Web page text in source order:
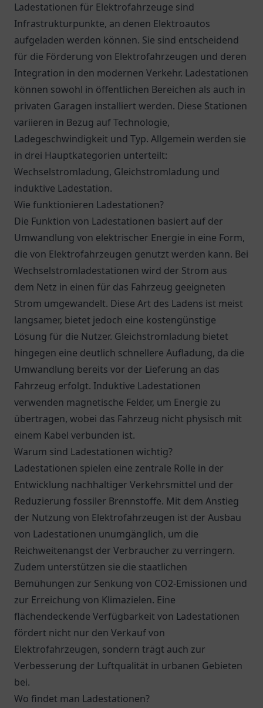
Ladestationen für Elektrofahrzeuge sind
Infrastrukturpunkte, an denen Elektroautos
aufgeladen werden können. Sie sind entscheidend
für die Förderung von Elektrofahrzeugen und deren
Integration in den modernen Verkehr. Ladestationen
können sowohl in öffentlichen Bereichen als auch in
privaten Garagen installiert werden. Diese Stationen
variieren in Bezug auf Technologie,
Ladegeschwindigkeit und Typ. Allgemein werden sie
in drei Hauptkategorien unterteilt:
Wechselstromladung, Gleichstromladung und
induktive Ladestation.
Wie funktionieren Ladestationen?
Die Funktion von Ladestationen basiert auf der
Umwandlung von elektrischer Energie in eine Form,
die von Elektrofahrzeugen genutzt werden kann. Bei
Wechselstromladestationen wird der Strom aus
dem Netz in einen für das Fahrzeug geeigneten
Strom umgewandelt. Diese Art des Ladens ist meist
langsamer, bietet jedoch eine kostengünstige
Lösung für die Nutzer. Gleichstromladung bietet
hingegen eine deutlich schnellere Aufladung, da die
Umwandlung bereits vor der Lieferung an das
Fahrzeug erfolgt. Induktive Ladestationen
verwenden magnetische Felder, um Energie zu
übertragen, wobei das Fahrzeug nicht physisch mit
einem Kabel verbunden ist.
Warum sind Ladestationen wichtig?
Ladestationen spielen eine zentrale Rolle in der
Entwicklung nachhaltiger Verkehrsmittel und der
Reduzierung fossiler Brennstoffe. Mit dem Anstieg
der Nutzung von Elektrofahrzeugen ist der Ausbau
von Ladestationen unumgänglich, um die
Reichweitenangst der Verbraucher zu verringern.
Zudem unterstützen sie die staatlichen
Bemühungen zur Senkung von CO2-Emissionen und
zur Erreichung von Klimazielen. Eine
flächendeckende Verfügbarkeit von Ladestationen
fördert nicht nur den Verkauf von
Elektrofahrzeugen, sondern trägt auch zur
Verbesserung der Luftqualität in urbanen Gebieten
bei.
Wo findet man Ladestationen?